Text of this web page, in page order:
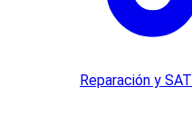
Reparación y SAT